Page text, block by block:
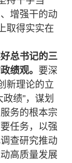
增强干的动
取得实实在
总书记的三
绩观。 要深
新理论的立
政绩”，谋划
务的根本宗
任务，以强
查研究推动
高质量发展